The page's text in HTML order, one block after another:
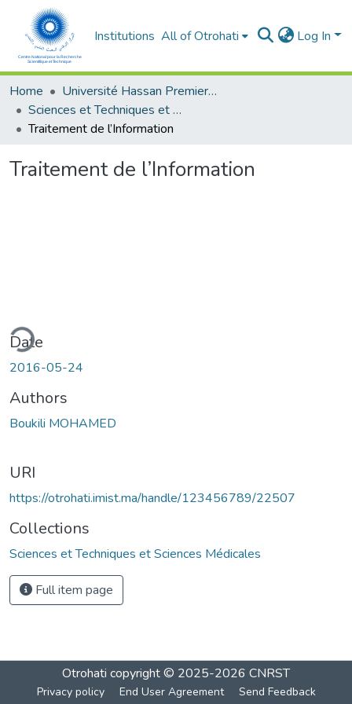
Institutions All of Otrohati Log In
Home
Université Hassan Premier- Settat
Sciences et Techniques et Sciences Médicales
Traitement de l’Information
Traitement de l’Information
Date
2016-05-24
Authors
Boukili MOHAMED
URI
https://otrohati.imist.ma/handle/123456789/22507
Collections
Sciences et Techniques et Sciences Médicales
Full item page
Otrohati copyright © 2025-2026 CNRST
Privacy policy End User Agreement Send Feedback